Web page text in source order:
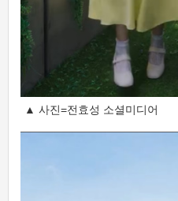
▲ 사진=전효성 소셜미디어